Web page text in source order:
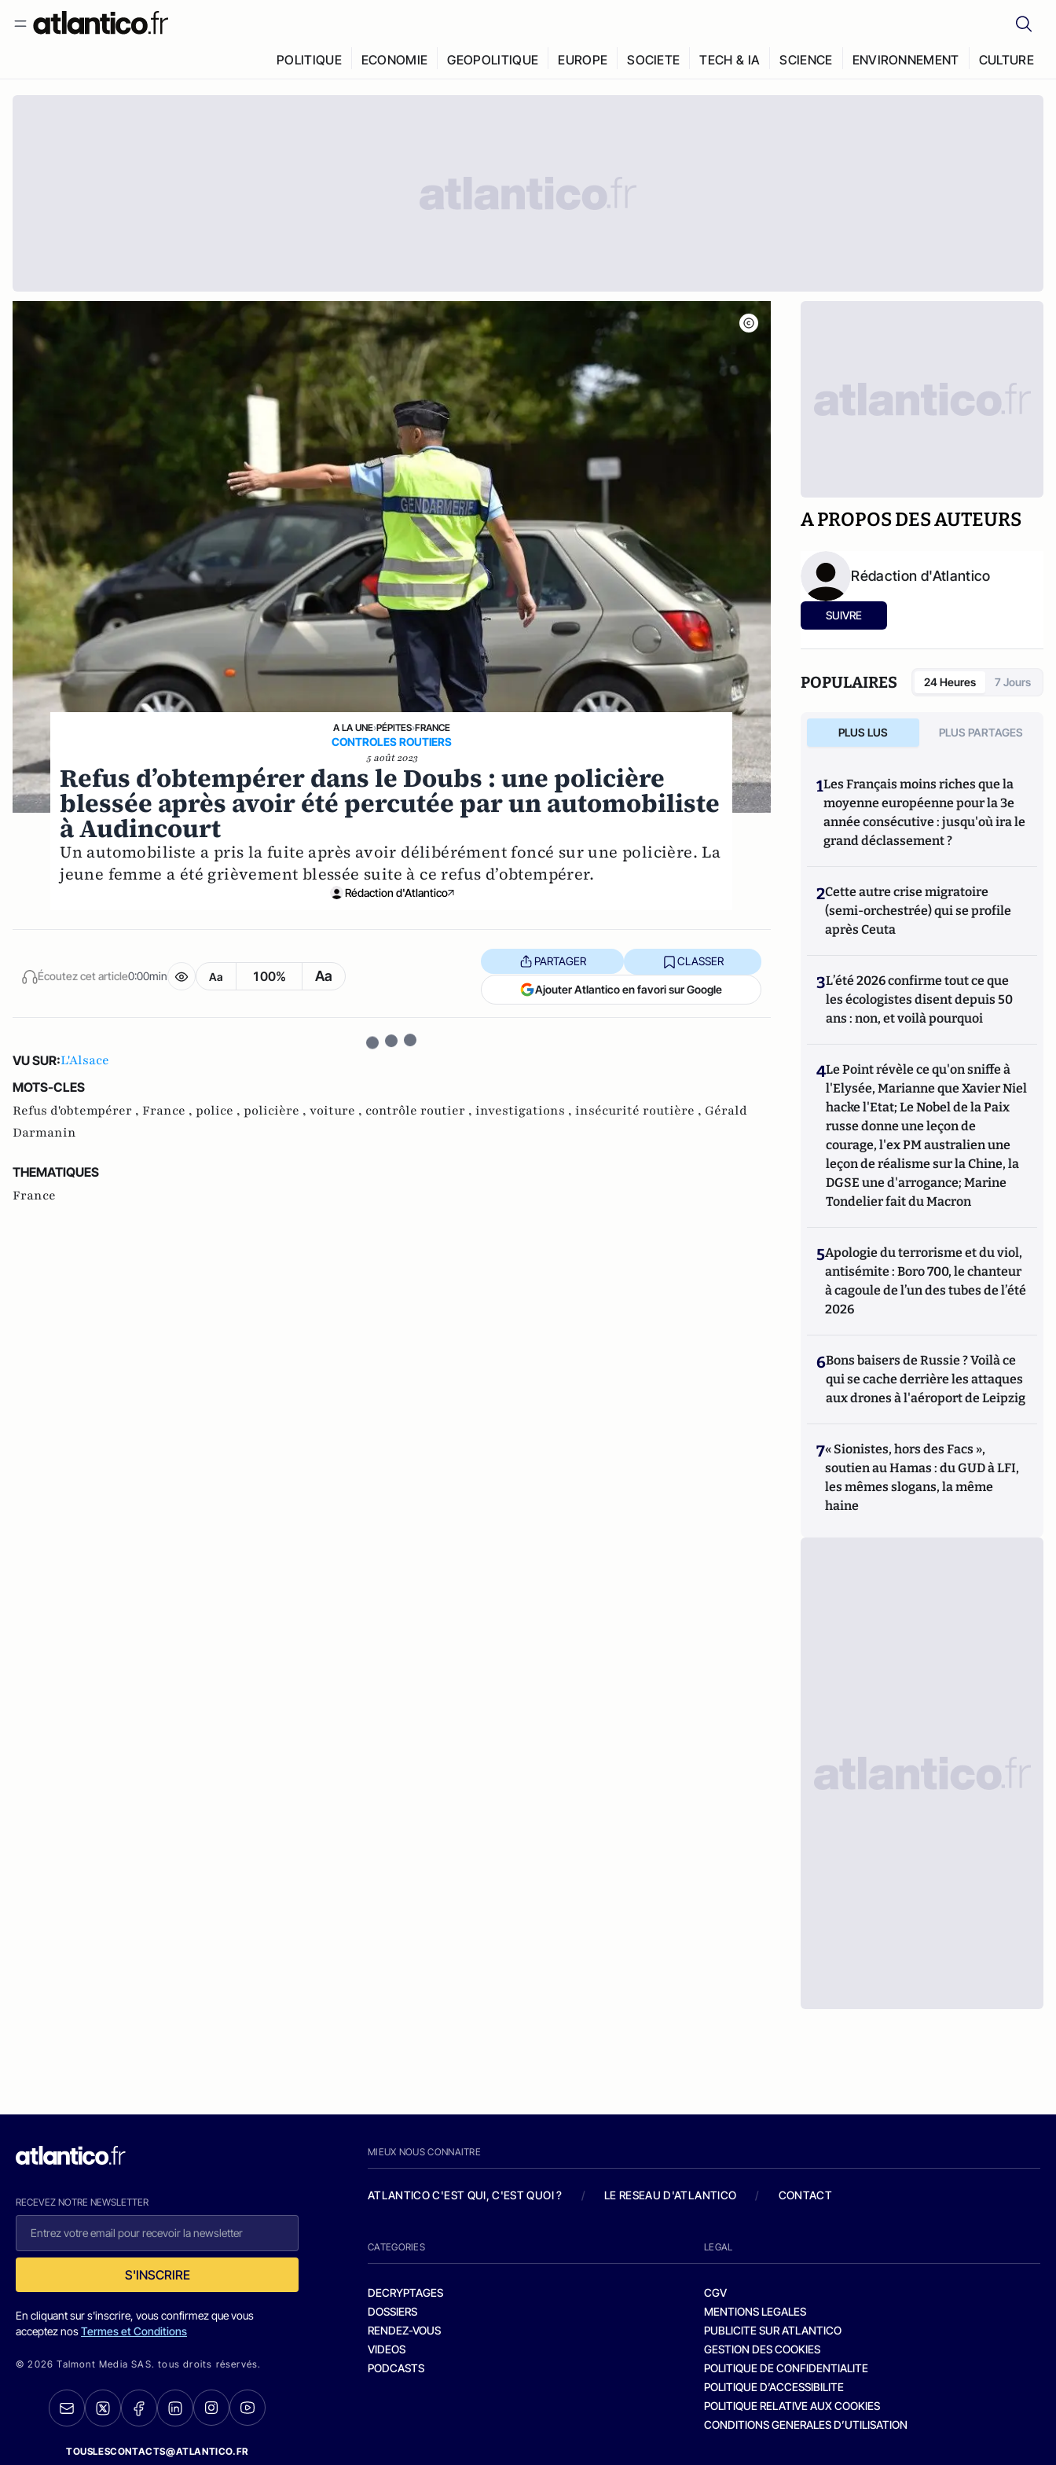
POLITIQUE ECONOMIE GEOPOLITIQUE EUROPE SOCIETE TECH & IA SCIENCE ENVIRONNEMENT CULTURE
A LA UNE›PÉPITES›FRANCE
CONTROLES ROUTIERS
5 août 2023
Refus d’obtempérer dans le Doubs : une policière
blessée après avoir été percutée par un automobiliste
à Audincourt
Un automobiliste a pris la fuite après avoir délibérément foncé sur une policière. La
jeune femme a été grièvement blessée suite à ce refus d’obtempérer.
Rédaction d'Atlantico
Écoutez cet article0:00min Aa 100% Aa
PARTAGER CLASSER
Ajouter Atlantico en favori sur Google
VU SUR:L'Alsace
MOTS-CLES
Refus d'obtempérer , France , police , policière , voiture , contrôle routier , investigations , insécurité routière , Gérald
Darmanin
THEMATIQUES
France
A PROPOS DES AUTEURS
Rédaction d'Atlantico
SUIVRE
POPULAIRES 24 Heures 7 Jours
PLUS LUS PLUS PARTAGES
1Les Français moins riches que la
moyenne européenne pour la 3e
année consécutive : jusqu'où ira le
grand déclassement ?
2Cette autre crise migratoire
(semi-orchestrée) qui se profile
après Ceuta
3L’été 2026 confirme tout ce que
les écologistes disent depuis 50
ans : non, et voilà pourquoi
4Le Point révèle ce qu'on sniffe à
l'Elysée, Marianne que Xavier Niel
hacke l'Etat; Le Nobel de la Paix
russe donne une leçon de
courage, l'ex PM australien une
leçon de réalisme sur la Chine, la
DGSE une d'arrogance; Marine
Tondelier fait du Macron
5Apologie du terrorisme et du viol,
antisémite : Boro 700, le chanteur
à cagoule de l’un des tubes de l’été
2026
6Bons baisers de Russie ? Voilà ce
qui se cache derrière les attaques
aux drones à l'aéroport de Leipzig
7« Sionistes, hors des Facs »,
soutien au Hamas : du GUD à LFI,
les mêmes slogans, la même
haine
RECEVEZ NOTRE NEWSLETTER
S'INSCRIRE
En cliquant sur s'inscrire, vous confirmez que vous
acceptez nosTermes et Conditions
© 2026 Talmont Media SAS. tous droits réservés.
TOUSLESCONTACTS@ATLANTICO.FR
MIEUX NOUS CONNAITRE
ATLANTICO C'EST QUI, C'EST QUOI ? / LE RESEAU D'ATLANTICO / CONTACT
CATEGORIES
DECRYPTAGES
DOSSIERS
RENDEZ-VOUS
VIDEOS
PODCASTS
LEGAL
CGV
MENTIONS LEGALES
PUBLICITE SUR ATLANTICO
GESTION DES COOKIES
POLITIQUE DE CONFIDENTIALITE
POLITIQUE D’ACCESSIBILITE
POLITIQUE RELATIVE AUX COOKIES
CONDITIONS GENERALES D’UTILISATION